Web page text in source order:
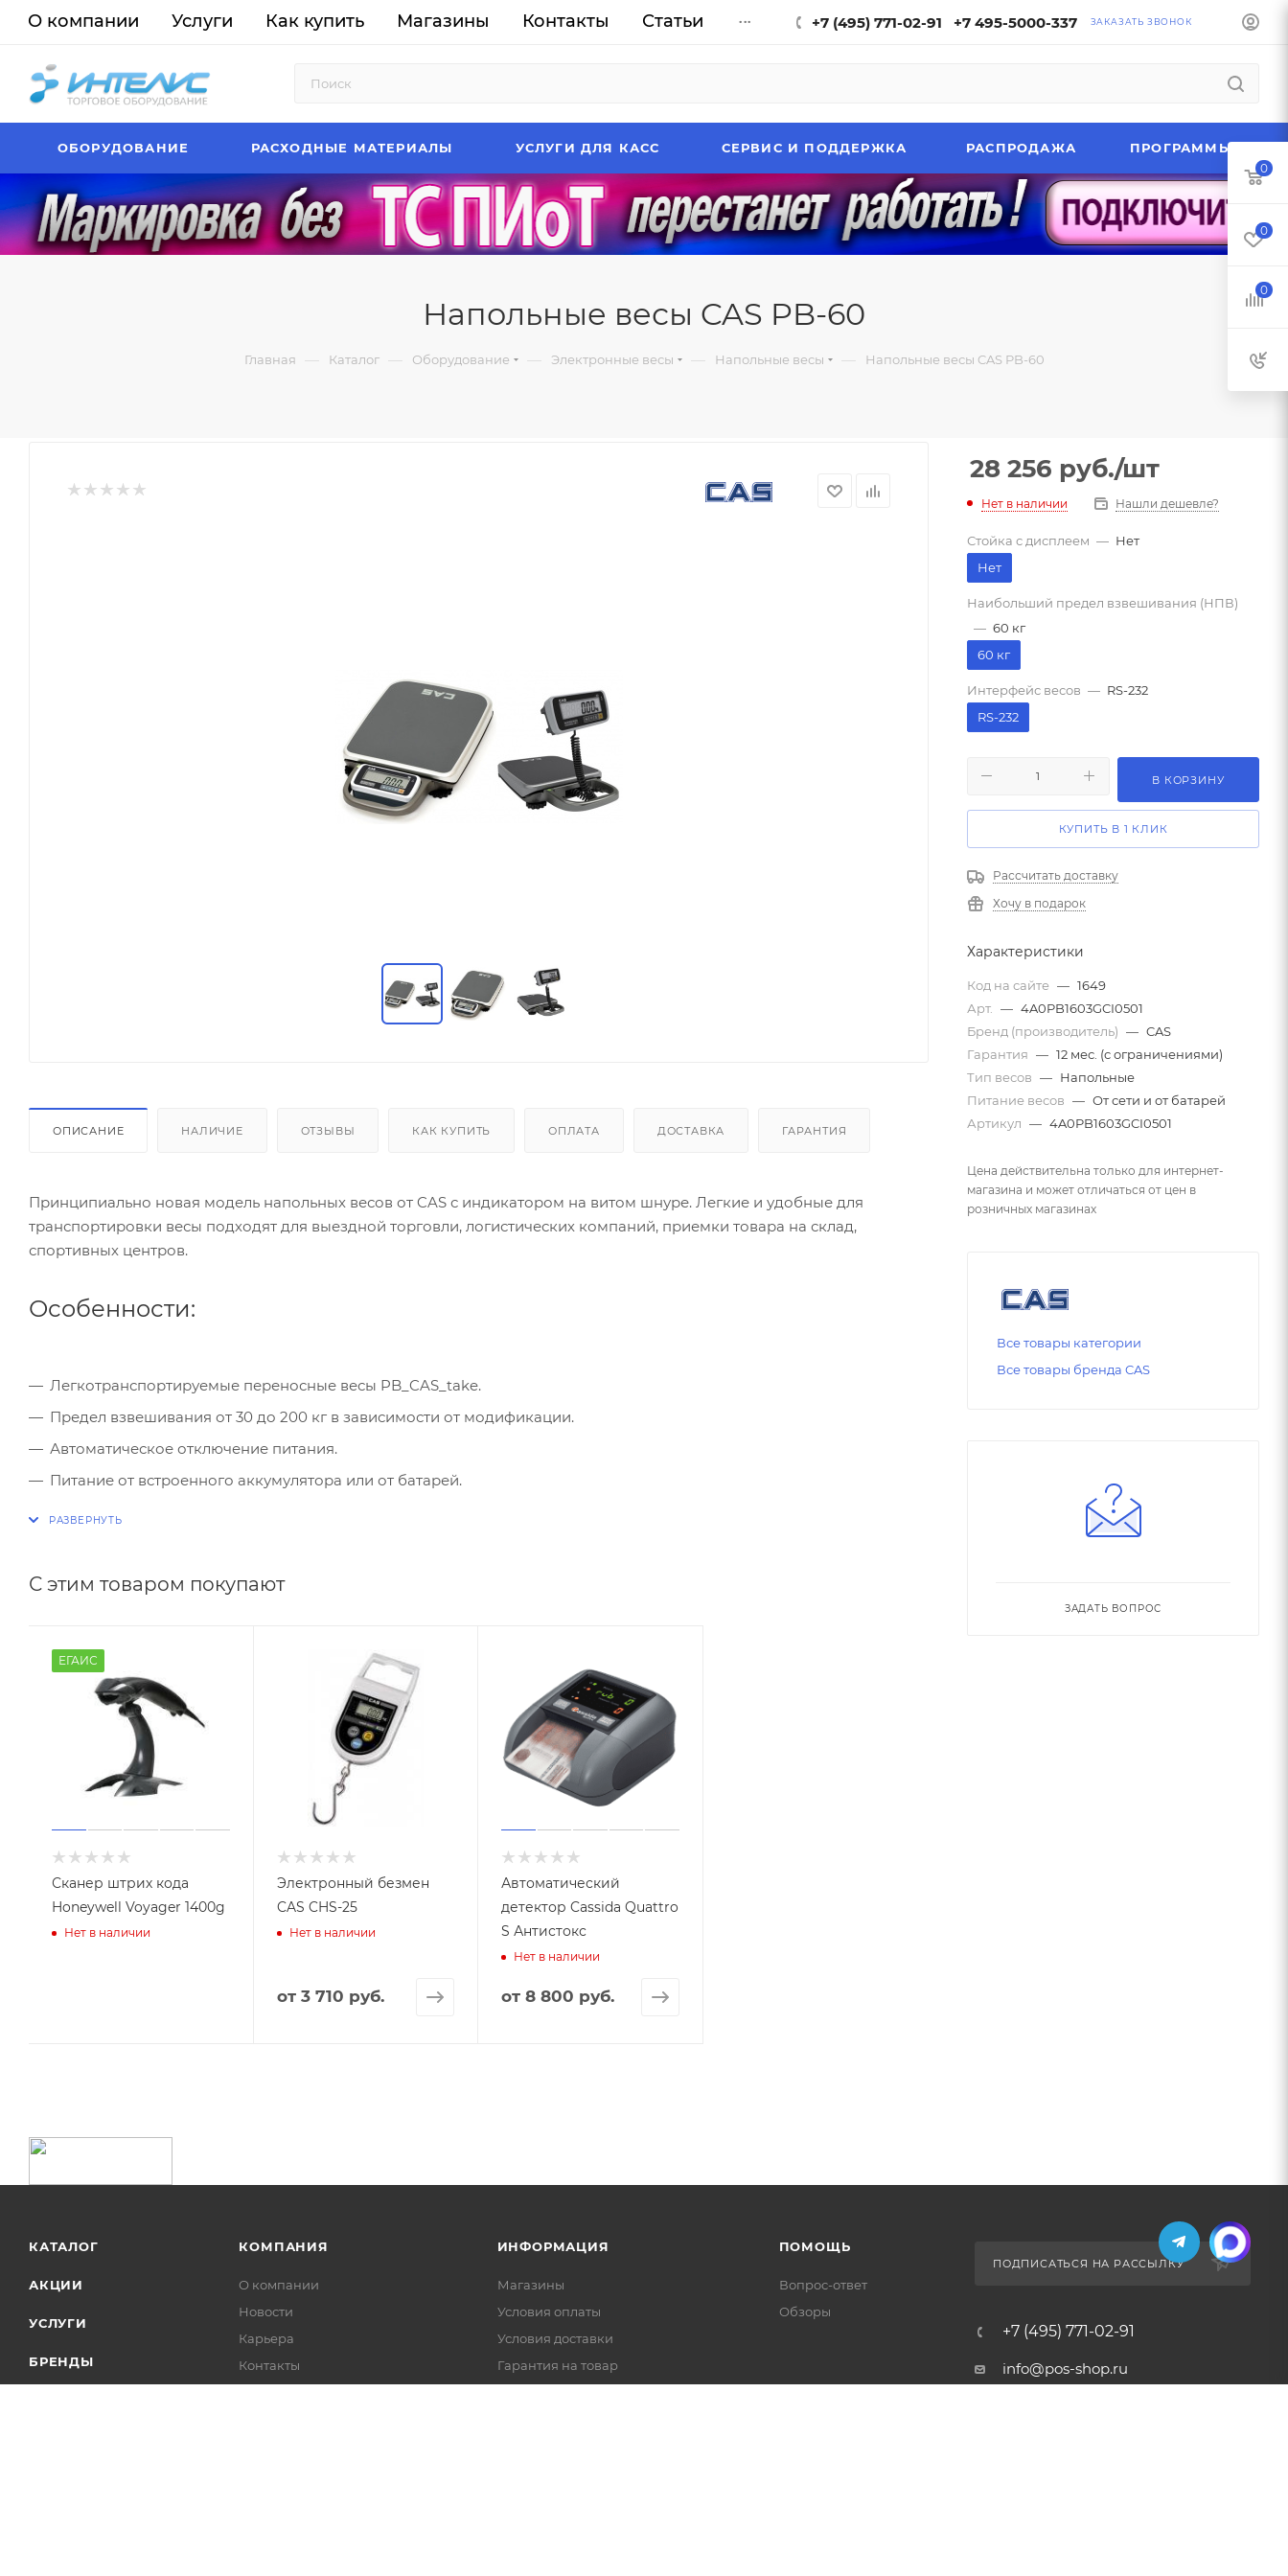
О компании Услуги Как купить Магазины Контакты Статьи ... +7 (495) 771-02-91 +7 495-5000-337 ЗАКАЗАТЬ ЗВОНОК
ОБОРУДОВАНИЕ РАСХОДНЫЕ МАТЕРИАЛЫ УСЛУГИ ДЛЯ КАСС СЕРВИС И ПОДДЕРЖКА РАСПРОДАЖА ПРОГРАММЫ
Напольные весы CAS PB-60
Главная — Каталог — Оборудование — Электронные весы — Напольные весы — Напольные весы CAS PB-60
ОПИСАНИЕ НАЛИЧИЕ ОТЗЫВЫ КАК КУПИТЬ ОПЛАТА ДОСТАВКА ГАРАНТИЯ
Принципиально новая модель напольных весов от CAS с индикатором на витом шнуре. Легкие и удобные для
транспортировки весы подходят для выездной торговли, логистических компаний, приемки товара на склад,
спортивных центров.
Особенности:
Легкотранспортируемые переносные весы PB_CAS_take.
Предел взвешивания от 30 до 200 кг в зависимости от модификации.
Автоматическое отключение питания.
Питание от встроенного аккумулятора или от батарей.
С этим товаром покупают
ЕГАИС
Сканер штрих кода
Honeywell Voyager 1400g
Нет в наличии
Электронный безмен
CAS CHS-25
Нет в наличии
от 3 710 руб.
Автоматический
детектор Cassida Quattro
S Антистокс
Нет в наличии
от 8 800 руб.
28 256 руб./шт
Нет в наличии Нашли дешевле?
Стойка с дисплеем — Нет
Нет
Наибольший предел взвешивания (НПВ)
— 60 кг
60 кг
Интерфейс весов — RS-232
RS-232
В КОРЗИНУ
КУПИТЬ В 1 КЛИК
Рассчитать доставку
Хочу в подарок
Характеристики
Код на сайте — 1649
Арт.
— 4A0PB1603GCI0501
Бренд (производитель) — CAS
Гарантия — 12 мес. (с ограничениями)
Тип весов — Напольные
Питание весов — От сети и от батарей
Артикул — 4A0PB1603GCI0501
Цена действительна только для интернет-
магазина и может отличаться от цен в
розничных магазинах
Все товары категории
Все товары бренда CAS
ЗАДАТЬ ВОПРОС
КАТАЛОГ
АКЦИИ
УСЛУГИ
БРЕНДЫ
КОМПАНИЯ
О компании
Новости
Карьера
Контакты
ИНФОРМАЦИЯ
Магазины
Условия оплаты
Условия доставки
Гарантия на товар
ПОМОЩЬ
Вопрос-ответ
Обзоры
ПОДПИСАТЬСЯ НА РАССЫЛКУ
+7 (495) 771-02-91
info@pos-shop.ru
0
0
0